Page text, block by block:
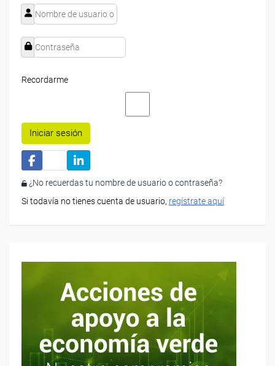
Recordarme
Iniciar sesión
¿No recuerdas tu nombre de usuario o contraseña?
Si todavía no tienes cuenta de usuario, regístrate aquí